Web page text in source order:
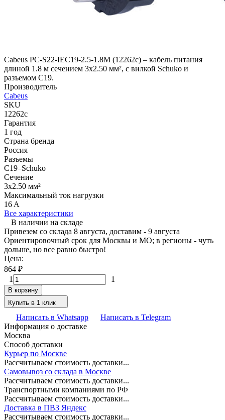
Cabeus PC-S22-IEC19-2.5-1.8M (12262c) – кабель питания
длиной 1.8 м сечением 3x2.50 мм², с вилкой Schuko и
разъемом C19.
Производитель
Cabeus
SKU
12262c
Гарантия
1 год
Страна бренда
Россия
Разъемы
C19–Schuko
Сечение
3x2.50 мм²
Максимальный ток нагрузки
16 A
Все характеристики
В наличии на складе
Привезем со склада 8 августа, доставим - 9 августа
Ориентировочный срок для Москвы и МО; в регионы - чуть
дольше, но все равно быстро!
Цена:
864 ₽
1
1
В корзину
Купить в 1 клик
Написать в Whatsapp
Написать в Telegram
Информация о доставке
Москва
Способ доставки
Курьер по Москве
Рассчитываем стоимость доставки...
Самовывоз со склада в Москве
Рассчитываем стоимость доставки...
Транспортными компаниями по РФ
Рассчитываем стоимость доставки...
Доставка в ПВЗ Яндекс
Рассчитываем стоимость доставки...